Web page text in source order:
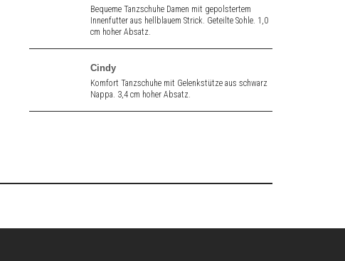
Bequeme Tanzschuhe Damen mit gepolstertem
Innenfutter aus hellblauem Strick. Geteilte Sohle. 1,0
cm hoher Absatz.
Cindy
Komfort Tanzschuhe mit Gelenkstütze aus schwarz
Nappa. 3,4 cm hoher Absatz.